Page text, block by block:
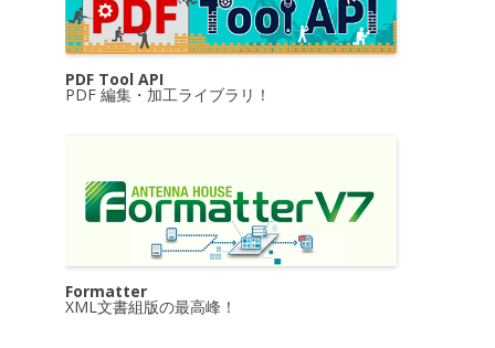
PDF Tool API
PDF 編集・加工ライブラリ！
Formatter
XML文書組版の最高峰！